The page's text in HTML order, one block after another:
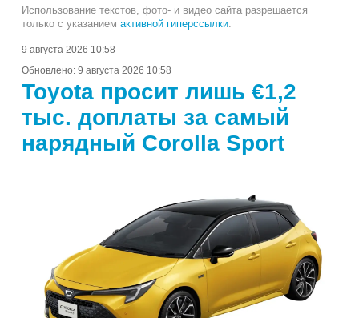
Использование текстов, фото- и видео сайта разрешается
только с указанием активной гиперссылки.
9 августа 2026 10:58
Обновлено: 9 августа 2026 10:58
Toyota просит лишь €1,2
тыс. доплаты за самый
нарядный Corolla Sport